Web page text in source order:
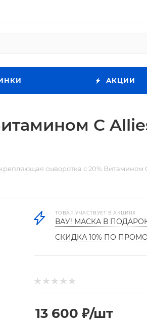
АКЦИИ
C
сыворотка с 20% Витамином
ТОВАР УЧАСТВУЕТ В АКЦИЯХ
ВАУ! МАСКА В
СКИДКА 10% ПО
13 600 ₽/шт